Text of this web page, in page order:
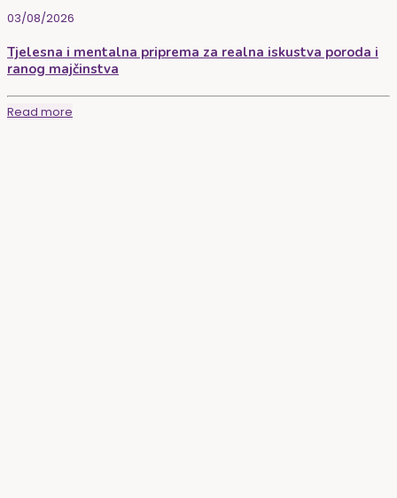
03/08/2026
Tjelesna i mentalna priprema za realna iskustva poroda i
ranog majčinstva
Read more